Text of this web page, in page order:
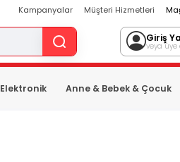
Kampanyalar Müşteri Hizmetleri
Giriş
veya üye
Elektronik Anne & Bebek & Çocuk